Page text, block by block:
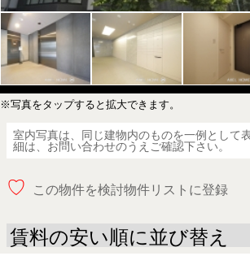
※写真をタップすると拡大できます。
室内写真は、同じ建物内のものを一例として
細は、お問い合わせのうえご確認下さい。
♡ この物件を検討物件リストに登録